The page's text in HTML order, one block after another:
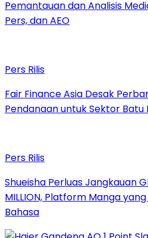
Pemantauan dan Analisis
Pers, dan AEO
Pers Rilis
Fair Finance Asia Desak
Pendanaan untuk Sektor Batu
Pers Rilis
Shueisha Perluas Jangkauan
MILLION, Platform Manga
Bahasa